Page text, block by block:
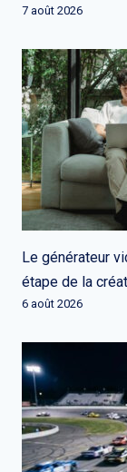
7 août 2026
Le générateur
étape de la
6 août 2026